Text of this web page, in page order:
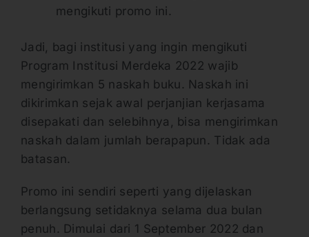
mengikuti promo ini.
Jadi, bagi institusi yang ingin mengikuti
Program Institusi Merdeka 2022 wajib
mengirimkan 5 naskah buku. Naskah ini
dikirimkan sejak awal perjanjian kerjasama
disepakati dan selebihnya, bisa mengirimkan
naskah dalam jumlah berapapun. Tidak ada
batasan.
Promo ini sendiri seperti yang dijelaskan
berlangsung setidaknya selama dua bulan
penuh. Dimulai dari 1 September 2022 dan